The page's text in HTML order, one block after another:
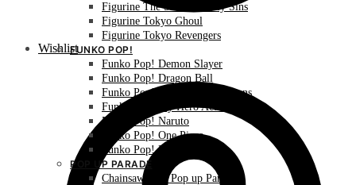
Wishlist
Figurine The Seven Deadly Sins
Figurine Tokyo Ghoul
Figurine Tokyo Revengers
FUNKO POP!
Funko Pop! Demon Slayer
Funko Pop! Dragon Ball
Funko Pop! L’Attaque des Titans
Funko Pop! My Hero Academia
Funko Pop! Naruto
Funko Pop! One Piece
Funko Pop! Pokémon
POP UP PARADE
Chainsaw Man Pop up Parade